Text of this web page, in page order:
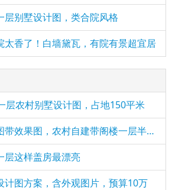
层别墅设计图，类合院风格
太香了！白墙黛瓦，有院有景超宜居
层农村别墅设计图，占地150平米
一层半小别墅设计图带效果图，农村自建带阁楼一层半方案
层这样盖房最漂亮
计图方案，含外观图片，预算10万